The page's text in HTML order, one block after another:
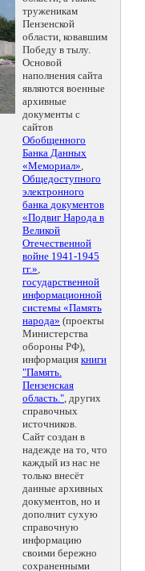
труженикам
Пензенской
области, ковавшим
Победу в тылу.
Основой
наполнения сайта
являются военные
архивные
документы с
сайтов
Обобщенного
Банка Данных
«Мемориал»,
Общедоступного
электронного
банка документов
«Подвиг Народа в
Великой
Отечественной
войне 1941-1945
гг.»,
государственной
информационной
системы «Память
народа» (проекты
Министерства
обороны РФ),
информация книги
"Память.
Пензенская
область.", других
справочных
источников.
Сайт создан в
надежде на то, что
каждый из нас не
только внесёт
данные архивных
документов, но и
дополнит сухую
справочную
информацию
своими бережно
сохраненными